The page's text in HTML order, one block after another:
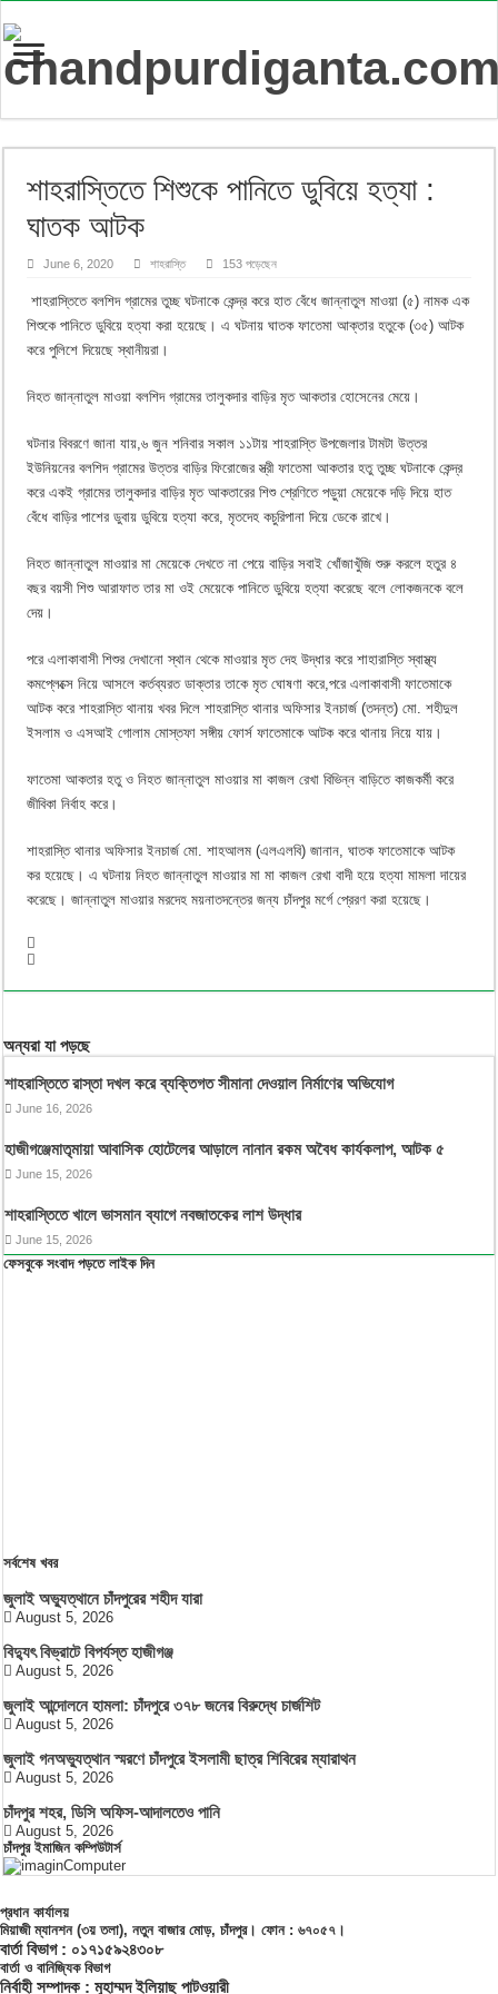
শাহরাস্তিতে শিশুকে পানিতে ডুবিয়ে হত্যা :
ঘাতক আটক
June 6, 2020 শাহরাস্তি 153 পড়েছেন
শাহরাস্তিতে বলশিদ গ্রামের তুচ্ছ ঘটনাকে কেন্দ্র করে হাত বেঁধে জান্নাতুল মাওয়া (৫) নামক এক
শিশুকে পানিতে ডুবিয়ে হত্যা করা হয়েছে। এ ঘটনায় ঘাতক ফাতেমা আক্তার হতুকে (৩৫) আটক
করে পুলিশে দিয়েছে স্থানীয়রা।
নিহত জান্নাতুল মাওয়া বলশিদ গ্রামের তালুকদার বাড়ির মৃত আকতার হোসেনের মেয়ে।
ঘটনার বিবরণে জানা যায়,৬ জুন শনিবার সকাল ১১টায় শাহরাস্তি উপজেলার টামটা উত্তর
ইউনিয়নের বলশিদ গ্রামের উত্তর বাড়ির ফিরোজের স্ত্রী ফাতেমা আকতার হতু তুচ্ছ ঘটনাকে কেন্দ্র
করে একই গ্রামের তালুকদার বাড়ির মৃত আকতারের শিশু শ্রেণিতে পড়ুয়া মেয়েকে দড়ি দিয়ে হাত
বেঁধে বাড়ির পাশের ডুবায় ডুবিয়ে হত্যা করে, মৃতদেহ কচুরিপানা দিয়ে ডেকে রাখে।
নিহত জান্নাতুল মাওয়ার মা মেয়েকে দেখতে না পেয়ে বাড়ির সবাই খোঁজাখুঁজি শুরু করলে হতুর ৪
বছর বয়সী শিশু আরাফাত তার মা ওই মেয়েকে পানিতে ডুবিয়ে হত্যা করেছে বলে লোকজনকে বলে
দেয়।
পরে এলাকাবাসী শিশুর দেখানো স্থান থেকে মাওয়ার মৃত দেহ উদ্ধার করে শাহারাস্তি স্বাস্থ্য
কমপ্লেক্সে নিয়ে আসলে কর্তব্যরত ডাক্তার তাকে মৃত ঘোষণা করে,পরে এলাকাবাসী ফাতেমাকে
আটক করে শাহরাস্তি থানায় খবর দিলে শাহরাস্তি থানার অফিসার ইনচার্জ (তদন্ত) মো. শহীদুল
ইসলাম ও এসআই গোলাম মোস্তফা সঙ্গীয় ফোর্স ফাতেমাকে আটক করে থানায় নিয়ে যায়।
ফাতেমা আকতার হতু ও নিহত জান্নাতুল মাওয়ার মা কাজল রেখা বিভিন্ন বাড়িতে কাজকর্মী করে
জীবিকা নির্বাহ করে।
শাহরাস্তি থানার অফিসার ইনচার্জ মো. শাহআলম (এলএলবি) জানান, ঘাতক ফাতেমাকে আটক
কর হয়েছে। এ ঘটনায় নিহত জান্নাতুল মাওয়ার মা মা কাজল রেখা বাদী হয়ে হত্যা মামলা দায়ের
করেছে। জান্নাতুল মাওয়ার মরদেহ ময়নাতদন্তের জন্য চাঁদপুর মর্গে প্রেরণ করা হয়েছে।
অন্যরা যা পড়ছে
শাহরাস্তিতে রাস্তা দখল করে ব্যক্তিগত সীমানা দেওয়াল নির্মাণের অভিযোগ
June 16, 2026
হাজীগঞ্জেমাতৃমায়া আবাসিক হোটেলের আড়ালে নানান রকম অবৈধ কার্যকলাপ, আটক ৫
June 15, 2026
শাহরাস্তিতে খালে ভাসমান ব্যাগে নবজাতকের লাশ উদ্ধার
June 15, 2026
ফেসবুকে সংবাদ পড়তে লাইক দিন
সর্বশেষ খবর
জুলাই অভ্যুত্থানে চাঁদপুরের শহীদ যারা
August 5, 2026
বিদ্যুৎ বিভ্রাটে বিপর্যস্ত হাজীগঞ্জ
August 5, 2026
জুলাই আন্দোলনে হামলা: চাঁদপুরে ৩৭৮ জনের বিরুদ্ধে চার্জশিট
August 5, 2026
জুলাই গনঅভ্যুত্থান স্মরণে চাঁদপুরে ইসলামী ছাত্র শিবিরের ম্যারাথন
August 5, 2026
চাঁদপুর শহর, ডিসি অফিস-আদালতেও পানি
August 5, 2026
চাঁদপুর ইমাজিন কম্পিউটার্স
প্রধান কার্যালয়
মিয়াজী ম্যানশন (৩য় তলা), নতুন বাজার মোড়, চাঁদপুর। ফোন : ৬৭০৫৭।
বার্তা বিভাগ : ০১৭১৫৯২৪৩০৮
বার্তা ও বানিজ্যিক বিভাগ
নির্বাহী সম্পাদক : মুহাম্মদ ইলিয়াছ পাটওয়ারী